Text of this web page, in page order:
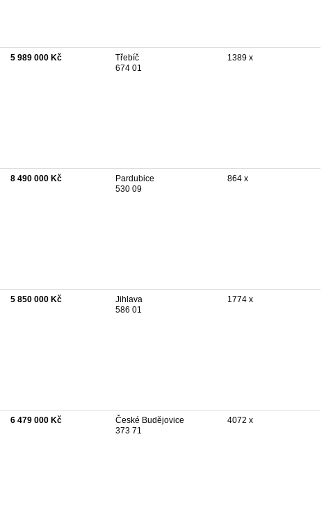
5 989 000 Kč
Třebíč
674 01
1389 x
8 490 000 Kč
Pardubice
530 09
864 x
5 850 000 Kč
Jihlava
586 01
1774 x
6 479 000 Kč
České Budějovice
373 71
4072 x